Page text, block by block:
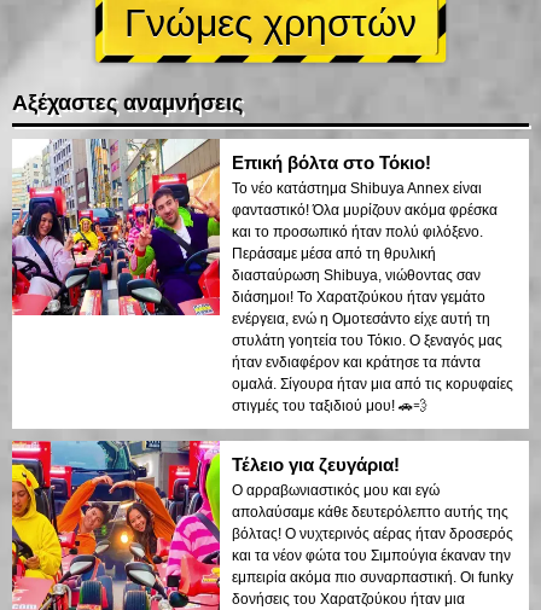
Γνώμες χρηστών
Αξέχαστες αναμνήσεις
Επική βόλτα στο Τόκιο!
Το νέο κατάστημα Shibuya Annex είναι
φανταστικό! Όλα μυρίζουν ακόμα φρέσκα
και το προσωπικό ήταν πολύ φιλόξενο.
Περάσαμε μέσα από τη θρυλική
διασταύρωση Shibuya, νιώθοντας σαν
διάσημοι! Το Χαρατζούκου ήταν γεμάτο
ενέργεια, ενώ η Ομοτεσάντο είχε αυτή τη
στυλάτη γοητεία του Τόκιο. Ο ξεναγός μας
ήταν ενδιαφέρον και κράτησε τα πάντα
ομαλά. Σίγουρα ήταν μια από τις κορυφαίες
στιγμές του ταξιδιού μου! 🚗💨
Τέλειο για ζευγάρια!
Ο αρραβωνιαστικός μου και εγώ
απολαύσαμε κάθε δευτερόλεπτο αυτής της
βόλτας! Ο νυχτερινός αέρας ήταν δροσερός
και τα νέον φώτα του Σιμπούγια έκαναν την
εμπειρία ακόμα πιο συναρπαστική. Οι funky
δονήσεις του Χαρατζούκου ήταν μια